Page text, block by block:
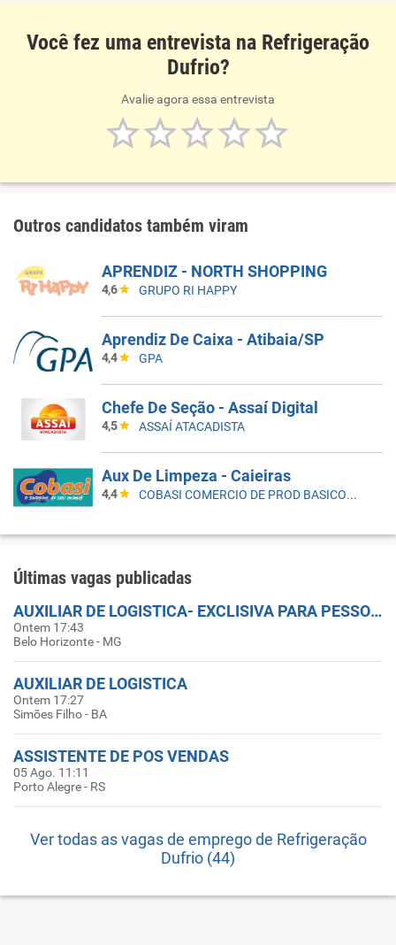
Você fez uma entrevista na Refrigeração
Dufrio?
Avalie agora essa entrevista
Outros candidatos também viram
APRENDIZ - NORTH SHOPPING
4,6 GRUPO RI HAPPY
Aprendiz De Caixa - Atibaia/SP
4,4 GPA
Chefe De Seção - Assaí Digital
4,5 ASSAÍ ATACADISTA
Aux De Limpeza - Caieiras
4,4 COBASI COMERCIO DE PROD BASICOS E INDUSTRIALIZADOS LTDA
Últimas vagas publicadas
AUXILIAR DE LOGISTICA- EXCLISIVA PARA PESSOAS COM DEFICIÊNCIA
Ontem 17:43
Belo Horizonte - MG
AUXILIAR DE LOGISTICA
Ontem 17:27
Simões Filho - BA
ASSISTENTE DE POS VENDAS
05 Ago. 11:11
Porto Alegre - RS
Ver todas as vagas de emprego de Refrigeração
Dufrio (44)